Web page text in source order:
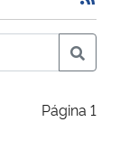
Página 1